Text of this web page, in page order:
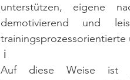
unterstützen, eigene
demotivierend und
ℹ
Auf diese Weise ist